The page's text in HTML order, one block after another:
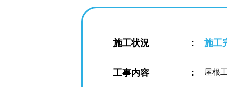
施工状況 施工
工事内容 屋根